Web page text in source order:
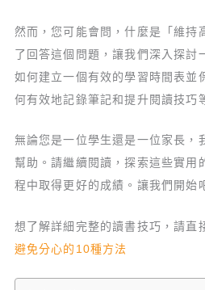
然而，您可能會問，什麼是「維持
了回答這個問題，讓我們深入探討
如何建立一個有效的學習時間表並
何有效地記錄筆記和提升閱讀技巧
無論您是一位學生還是一位家長，
幫助。請繼續閱讀，探索這些實用
程中取得更好的成績。讓我們開始
想了解詳細完整的讀書技巧，請直
避免分心的10種方法